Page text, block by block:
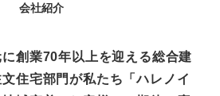
会社紹介
創業70年以上を迎える総合建
住宅部門が私たち「ハレノイ